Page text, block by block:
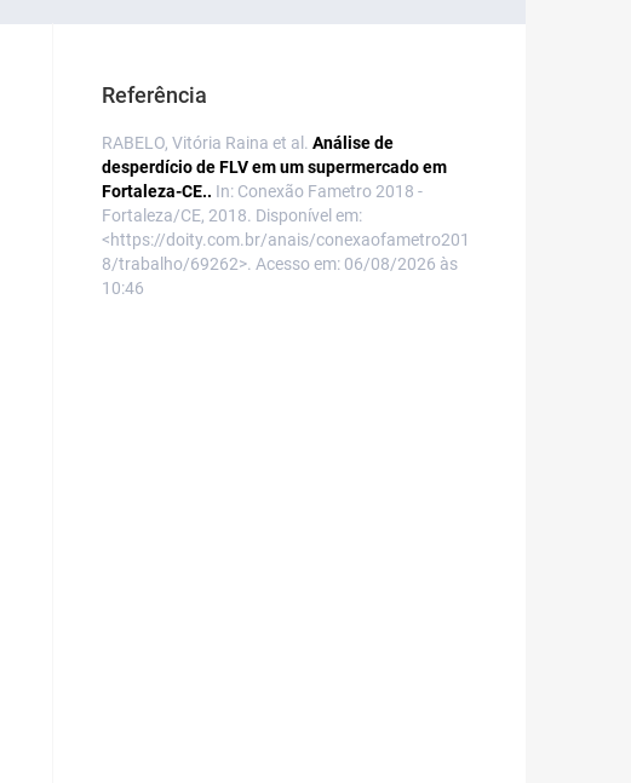
Referência
RABELO, Vitória Raina et al. Análise de
desperdício de FLV em um supermercado em
Fortaleza-CE.. In: Conexão Fametro 2018 -
Fortaleza/CE, 2018. Disponível em:
<https://doity.com.br/anais/conexaofametro201
8/trabalho/69262>. Acesso em: 06/08/2026 às
10:46